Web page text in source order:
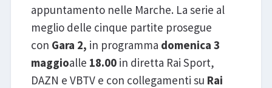
appuntamento nelle Marche. La serie al
meglio delle cinque partite prosegue
con Gara 2, in programma domenica 3
maggioalle 18.00in diretta Rai Sport,
DAZN e VBTV e con collegamenti su Rai